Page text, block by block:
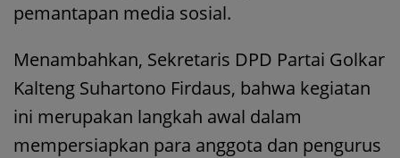
pemantapan media sosial.
Menambahkan, Sekretaris DPD Partai Golkar
Kalteng Suhartono Firdaus, bahwa kegiatan
ini merupakan langkah awal dalam
mempersiapkan para anggota dan pengurus